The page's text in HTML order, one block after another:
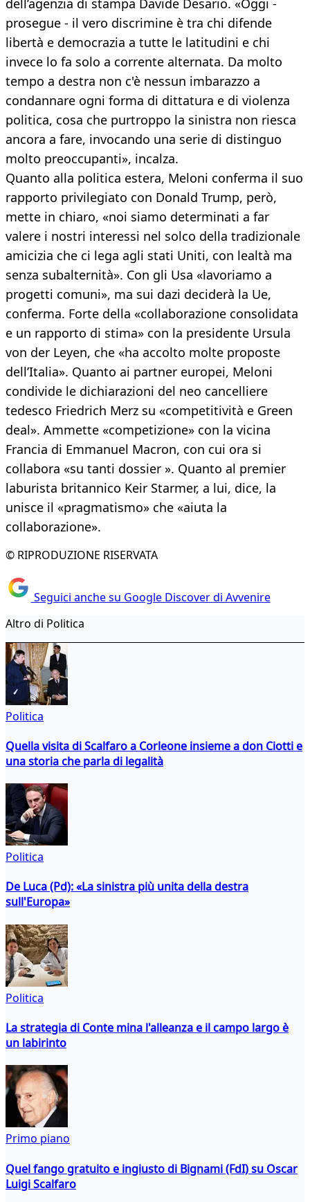
dell’agenzia di stampa Davide Desario. «Oggi -
prosegue - il vero discrimine è tra chi difende
libertà e democrazia a tutte le latitudini e chi
invece lo fa solo a corrente alternata. Da molto
tempo a destra non c'è nessun imbarazzo a
condannare ogni forma di dittatura e di violenza
politica, cosa che purtroppo la sinistra non riesca
ancora a fare, invocando una serie di distinguo
molto preoccupanti», incalza.
Quanto alla politica estera, Meloni conferma il suo
rapporto privilegiato con Donald Trump, però,
mette in chiaro, «noi siamo determinati a far
valere i nostri interessi nel solco della tradizionale
amicizia che ci lega agli stati Uniti, con lealtà ma
senza subalternità». Con gli Usa «lavoriamo a
progetti comuni», ma sui dazi deciderà la Ue,
conferma. Forte della «collaborazione consolidata
e un rapporto di stima» con la presidente Ursula
von der Leyen, che «ha accolto molte proposte
dell’Italia». Quanto ai partner europei, Meloni
condivide le dichiarazioni del neo cancelliere
tedesco Friedrich Merz su «competitività e Green
deal». Ammette «competizione» con la vicina
Francia di Emmanuel Macron, con cui ora si
collabora «su tanti dossier ». Quanto al premier
laburista britannico Keir Starmer, a lui, dice, la
unisce il «pragmatismo» che «aiuta la
collaborazione».
© RIPRODUZIONE RISERVATA
Seguici anche su Google Discover di Avvenire
Altro di Politica
Politica
Quella visita di Scalfaro a Corleone insieme a don Ciotti e
una storia che parla di legalità
Politica
De Luca (Pd): «La sinistra più unita della destra
sull'Europa»
Politica
La strategia di Conte mina l'alleanza e il campo largo è
un labirinto
Primo piano
Quel fango gratuito e ingiusto di Bignami (FdI) su Oscar
Luigi Scalfaro